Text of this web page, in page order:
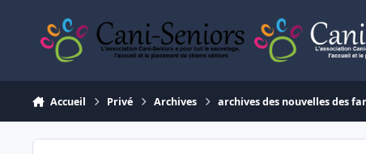
Accueil Privé Archives archives des nouvelles des